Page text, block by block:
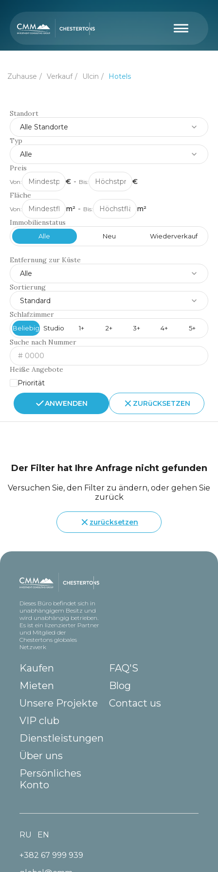
Zuhause Verkauf Ulcin Hotels
Standort
Alle Standorte
Typ
Alle
Preis
Von: € - Bis:
€
Fläche
Von: m² - Bis:
m²
Immobilienstatus
Alle Neu Wiederverkauf
Entfernung zur Küste
Alle
Sortierung
Standard
Schlafzimmer
Beliebig Studio 1+ 2+ 3+ 4+ 5+
Suche nach Nummer
Heiße Angebote
Priorität
ANWENDEN ZURüCKSETZEN
Der Filter hat Ihre Anfrage nicht gefunden
Versuchen Sie, den Filter zu ändern, oder gehen Sie
zurück
zurücksetzen
Dieses Büro befindet sich in
unabhängigem Besitz und
wird unabhängig betrieben.
Es ist ein lizenzierter Partner
und Mitglied der
Chestertons globales
Netzwerk
Kaufen
Mieten
Unsere Projekte
VIP club
Dienstleistungen
Über uns
FAQ'S
Blog
Contact us
Persönliches
Konto
+382 67 999 939
RU EN